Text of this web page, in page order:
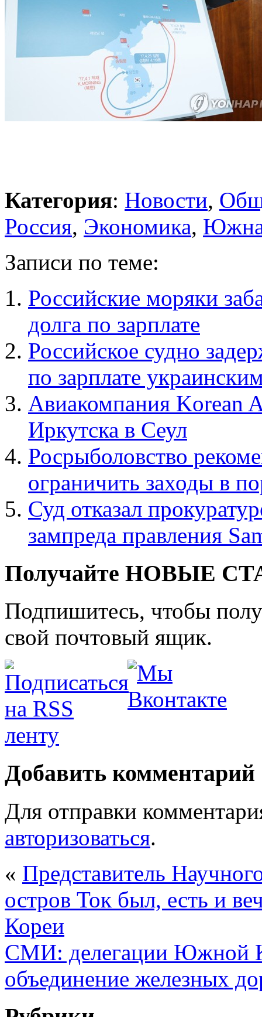
Категория: Новости,
Россия, Экономика,
Записи по теме:
Российские моряки
долга по зарплате
Российское судно
по зарплате
Авиакомпания Korean
Иркутска в Сеул
Росрыболовство
ограничить заходы в
Суд отказал
зампреда правления
Получайте НОВЫЕ
Подпишитесь, чтобы
свой почтовый ящик.
Добавить комментарий
Для отправки
авторизоваться.
« Представитель
остров Ток был, есть и
Кореи
СМИ: делегации Южной
объединение железных